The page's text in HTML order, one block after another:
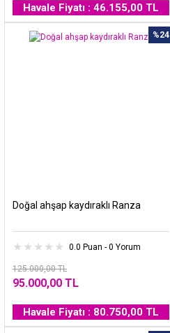
Havale Fiyatı : 46.155,00 TL
%24
Doğal ahşap kaydıraklı Ranza
0.0 Puan - 0 Yorum
125.000,00 TL
95.000,00 TL
Havale Fiyatı : 80.750,00 TL